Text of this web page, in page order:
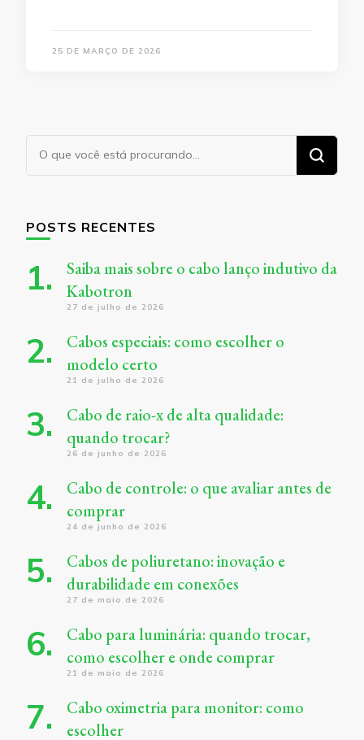
25 DE MARÇO DE 2026
Procurando
algo?
POSTS RECENTES
Saiba mais sobre o cabo lanço indutivo da
Kabotron
27 de julho de 2026
Cabos especiais: como escolher o
modelo certo
21 de julho de 2026
Cabo de raio-x de alta qualidade:
quando trocar?
26 de junho de 2026
Cabo de controle: o que avaliar antes de
comprar
24 de junho de 2026
Cabos de poliuretano: inovação e
durabilidade em conexões
27 de maio de 2026
Cabo para luminária: quando trocar,
como escolher e onde comprar
21 de maio de 2026
Cabo oximetria para monitor: como
escolher